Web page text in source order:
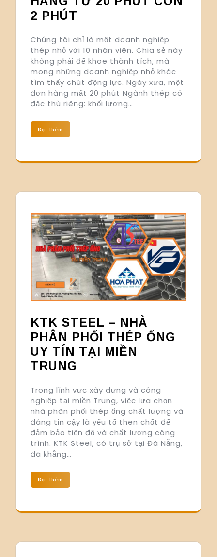
2 PHÚT
Chúng tôi chỉ là một doanh nghiệp
thép nhỏ với 10 nhân viên. Chia sẻ này
không phải để khoe thành tích, mà
mong những doanh nghiệp nhỏ khác
tìm thấy chút động lực. Ngày xưa, một
đơn hàng mất 20 phút Ngành thép có
đặc thù riêng: khối lượng…
Đọc thêm
KTK STEEL – NHÀ
PHÂN PHỐI THÉP ỐNG
UY TÍN TẠI MIỀN
TRUNG
Trong lĩnh vực xây dựng và công
nghiệp tại miền Trung, việc lựa chọn
nhà phân phối thép ống chất lượng và
đáng tin cậy là yếu tố then chốt để
đảm bảo tiến độ và chất lượng công
trình. KTK Steel, có trụ sở tại Đà Nẵng,
đã khẳng…
Đọc thêm